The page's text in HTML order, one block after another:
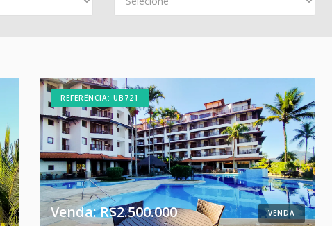
REFERÊNCIA: UB721
VENDA
Venda: R$2.500.000